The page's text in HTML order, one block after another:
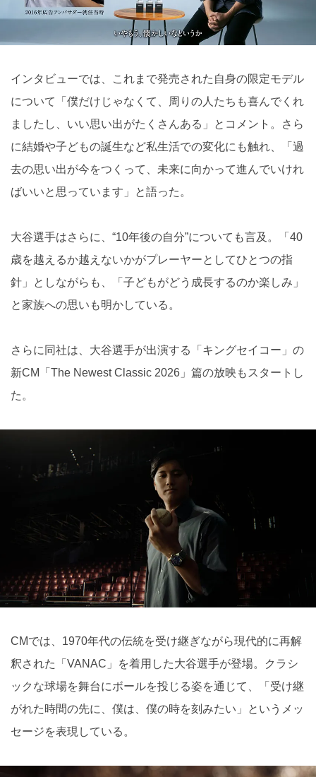
インタビューでは、これまで発売された自身の限定モデル
について「僕だけじゃなくて、周りの人たちも喜んでくれ
ましたし、いい思い出がたくさんある」とコメント。さら
に結婚や子どもの誕生など私生活での変化にも触れ、「過
去の思い出が今をつくって、未来に向かって進んでいけれ
ばいいと思っています」と語った。
大谷選手はさらに、“10年後の自分”についても言及。「40
歳を越えるか越えないかがプレーヤーとしてひとつの指
針」としながらも、「子どもがどう成長するのか楽しみ」
と家族への思いも明かしている。
さらに同社は、大谷選手が出演する「キングセイコー」の
新CM「The Newest Classic 2026」篇の放映もスタートし
た。
CMでは、1970年代の伝統を受け継ぎながら現代的に再解
釈された「VANAC」を着用した大谷選手が登場。クラシ
ックな球場を舞台にボールを投じる姿を通じて、「受け継
がれた時間の先に、僕は、僕の時を刻みたい」というメッ
セージを表現している。